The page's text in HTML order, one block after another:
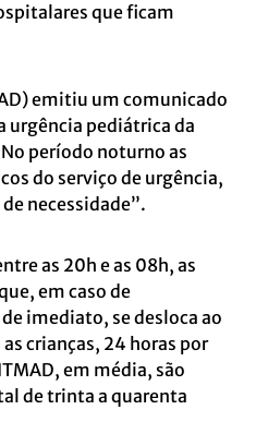
que ficam
emitiu um comunicado
urgência pediátrica da
período noturno as
do serviço de urgência,
necessidade”.
as 20h e as 08h, as
em caso de
imediato, se desloca ao
crianças, 24 horas por
em média, são
de trinta a quarenta